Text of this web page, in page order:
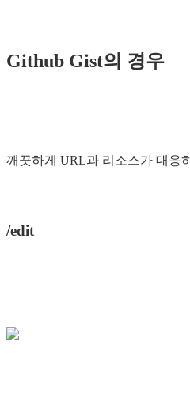
Github Gist의 경우
깨끗하게 URL과 리소스가 대응
/edit